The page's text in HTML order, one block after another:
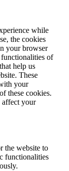
while
the cookies
your browser
of
help us
These
your
these cookies.
affect your
the website to
functionalities